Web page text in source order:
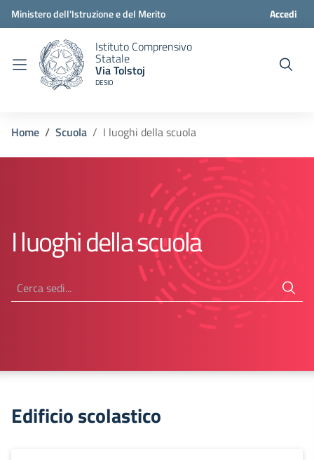
Ministero dell'Istruzione e del Merito Accedi
Istituto Comprensivo
Statale
Via Tolstoj
DESIO
Home Scuola I luoghi della scuola
I luoghi della scuola
Cerca strutture organizzative...
Edificio scolastico